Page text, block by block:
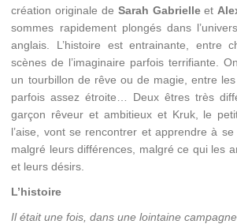
création originale de Sarah Gabrielleet
sommes rapidement plongés dans
anglais. L’histoire est entrainante, entre
scènes de l’imaginaire parfois terrifiante.
un tourbillon de rêve ou de magie, entre
parfois assez étroite… Deux êtres très
garçon rêveur et ambitieux et Kruk, le
l’aise, vont se rencontrer et apprendre à se
malgré leurs différences, malgré ce qui les
et leurs désirs.
L’histoire
Il était une fois, dans une lointaine